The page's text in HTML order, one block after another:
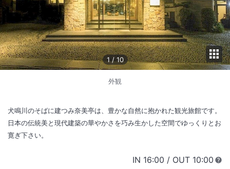
1 /10
外観
犬鳴川のそばに建つみ奈美亭は、豊かな自然に抱かれた観光旅館です。
日本の伝統美と現代建築の華やかさを巧み生かした空間でゆっくりとお
寛ぎ下さい。
IN チェックイン
16:00 / OUT チェック
10:00